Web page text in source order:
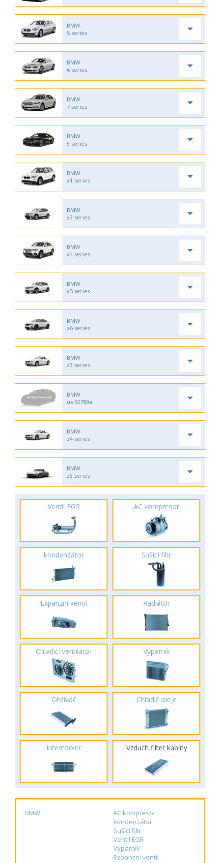
BMW
5 series
BMW
6 series
BMW
7 series
BMW
8 series
BMW
x1 series
BMW
x3 series
BMW
x4 series
BMW
x5 series
BMW
x6 series
BMW
z3 series
BMW
us-30789a
BMW
z4 series
BMW
z8 series
Ventil EGR AC kompresor
kondenzátor Sušící filtr
Expanzní ventil Radiátor
Chladicí ventilátor Výparník
Ohřívač Chladič oleje
Intercooler Vzduch filter kabíny
BMW
AC kompresor
kondenzátor
Sušící filtr
Ventil EGR
Výparník
Expanzní ventil